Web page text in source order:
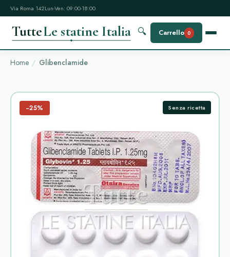
Via Roma 142Lun-Ven: 09:00-18:00
TutteLe statine Italia 🔍 Carrello 0
Home Glibenclamide
−25% Senza ricetta